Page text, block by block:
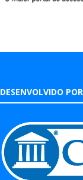
DESENVOLVIDO